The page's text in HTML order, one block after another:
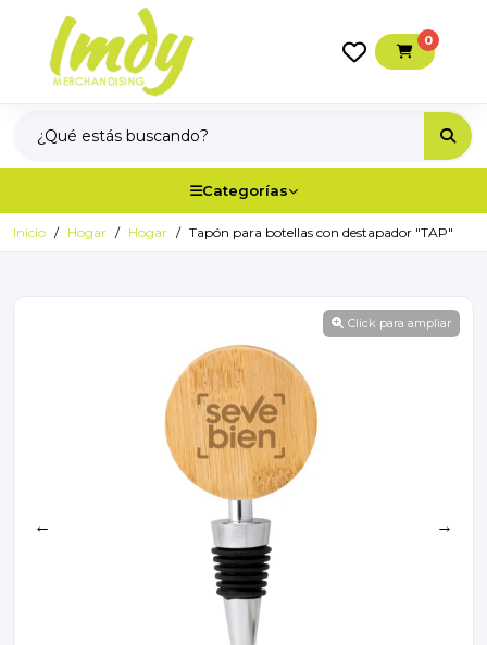
0
Categorías
Inicio Hogar Hogar Tapón para botellas con destapador "TAP"
Click para ampliar
← →